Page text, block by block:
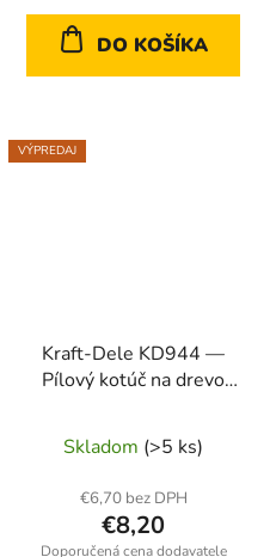
DO KOŠÍKA
VÝPREDAJ
Kraft-Dele KD944 —
Pílový kotúč na drevo
Skladom (>5 ks)
€6,70 bez DPH
€8,20